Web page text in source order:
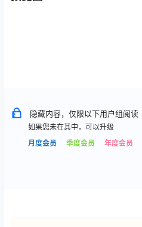
隐藏内容，仅限以下用户组阅读
如果您未在其中，可以升级
月度会员
季度会员 年度会员